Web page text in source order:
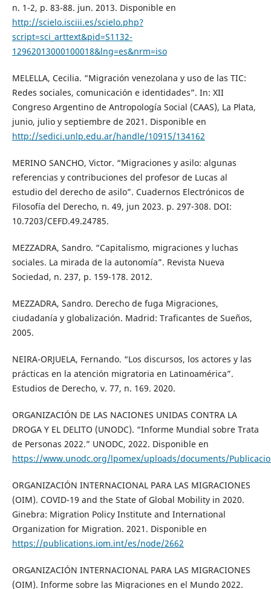
n. 1-2, p. 83-88. jun. 2013. Disponible en
http://scielo.isciii.es/scielo.php?
script=sci_arttext&pid=S1132-
12962013000100018&lng=es&nrm=iso
MELELLA, Cecilia. “Migración venezolana y uso de las TIC:
Redes sociales, comunicación e identidades”. In: XII
Congreso Argentino de Antropología Social (CAAS), La Plata,
junio, julio y septiembre de 2021. Disponible en
http://sedici.unlp.edu.ar/handle/10915/134162
MERINO SANCHO, Victor. “Migraciones y asilo: algunas
referencias y contribuciones del profesor de Lucas al
estudio del derecho de asilo”. Cuadernos Electrónicos de
Filosofía del Derecho, n. 49, jun 2023. p. 297-308. DOI:
10.7203/CEFD.49.24785.
MEZZADRA, Sandro. “Capitalismo, migraciones y luchas
sociales. La mirada de la autonomía”. Revista Nueva
Sociedad, n. 237, p. 159-178. 2012.
MEZZADRA, Sandro. Derecho de fuga Migraciones,
ciudadanía y globalización. Madrid: Traficantes de Sueños,
2005.
NEIRA-ORJUELA, Fernando. “Los discursos, los actores y las
prácticas en la atención migratoria en Latinoamérica”.
Estudios de Derecho, v. 77, n. 169. 2020.
ORGANIZACIÓN DE LAS NACIONES UNIDAS CONTRA LA
DROGA Y EL DELITO (UNODC). “Informe Mundial sobre Trata
de Personas 2022.” UNODC, 2022. Disponible en
https://www.unodc.org/lpomex/uploads/documents/
ORGANIZACIÓN INTERNACIONAL PARA LAS MIGRACIONES
(OIM). COVID-19 and the State of Global Mobility in 2020.
Ginebra: Migration Policy Institute and International
Organization for Migration. 2021. Disponible en
https://publications.iom.int/es/node/2662
ORGANIZACIÓN INTERNACIONAL PARA LAS MIGRACIONES
(OIM). Informe sobre las Migraciones en el Mundo 2022.